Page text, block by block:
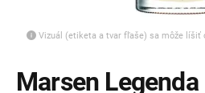
Vizuál (etiketa a tvar fľaše) sa môže líšiť
Marsen